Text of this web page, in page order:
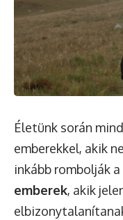
Életünk során
emberekkel, akik
inkább rombolják
emberek, akik